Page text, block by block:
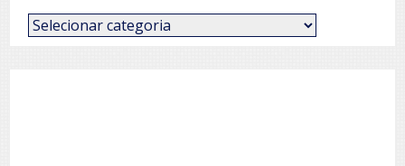
Categorias
de